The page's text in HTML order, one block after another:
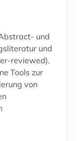
und
und
reviewed).
Tools zur
von